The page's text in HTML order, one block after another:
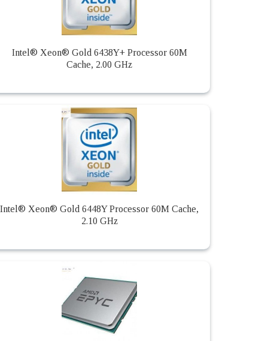
Intel® Xeon® Gold 6438Y+ Processor 60M
Cache, 2.00 GHz
Intel® Xeon® Gold 6448Y Processor 60M Cache,
2.10 GHz